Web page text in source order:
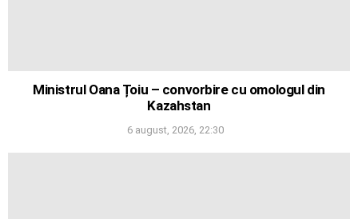
Ministrul Oana Țoiu – convorbire cu omologul din
Kazahstan
6 august, 2026, 22:30